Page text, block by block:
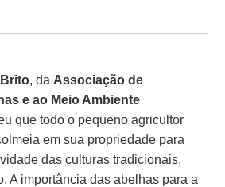
, da Associação de
e ao Meio Ambiente
que todo o pequeno agricultor
em sua propriedade para
das culturas tradicionais,
A importância das abelhas para a